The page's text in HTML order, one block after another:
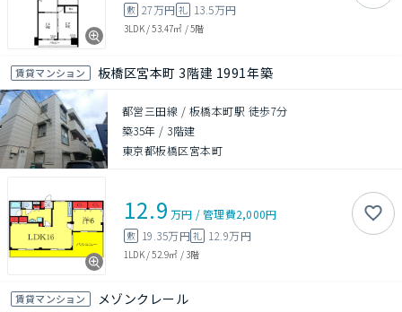
敷 27万円 礼 13.5万円
3LDK/53.47㎡ /5階
賃貸マンション 板橋区宮本町 3階建 1991年築
都営三田線 / 板橋本町駅 徒歩7分
築35年 / 3階建
東京都板橋区宮本町
12.9 万円 /管理費2,000円
敷 19.35万円礼 12.9万円
1LDK/52.9㎡ /3階
賃貸マンション メゾンクレール